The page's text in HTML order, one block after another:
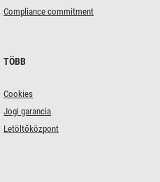
Compliance commitment
TÖBB
Cookies
Jogi garancia
Letöltőközpont